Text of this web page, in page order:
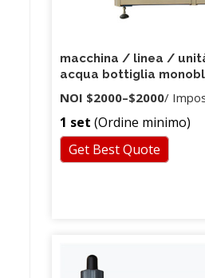
macchina / linea /
acqua bottiglia
galloni con valvola di
NOI $2000–$2000/
1 set (Ordine minimo)
Get Best Quote